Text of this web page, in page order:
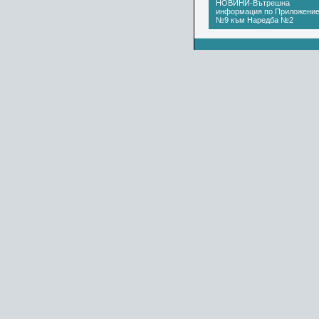
НОВИНИ-Вътрешна
информация по Приложение
№9 към Наредба №2